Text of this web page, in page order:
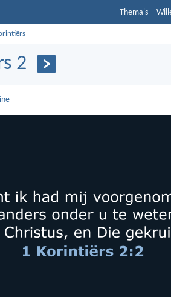
Thema's
2